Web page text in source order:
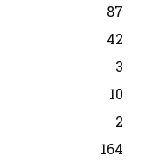
87
42
3
10
2
164